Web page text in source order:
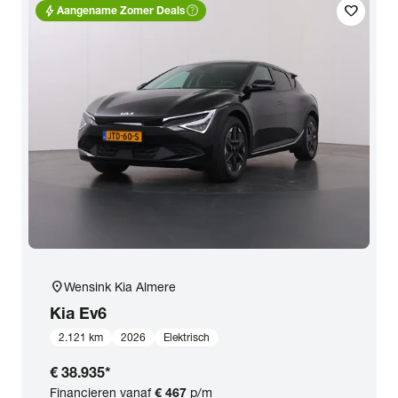
favorite
bolt Aangename Zomer Dealshelp_outline
location_onWensink Kia Almere
Kia Ev6
2.121 km 2026 Elektrisch
€ 38.935*
Financieren vanaf€ 467 p/m